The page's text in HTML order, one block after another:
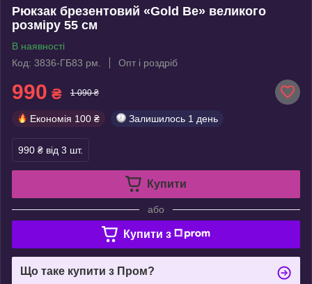
Рюкзак брезентовий «Gold Be» великого
розміру 55 см
В наявності
Код: 3836-ГБ83 рм.
Опт і роздріб
990 ₴ 1 090 ₴
Економія 100 ₴ Залишилось 1 день
990 ₴ від 3 шт.
Купити
або
Купити з
Що таке купити з Пром?